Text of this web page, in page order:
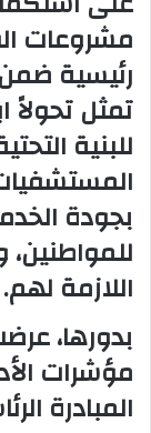
مشروعات
رئيسية ضمن
تمثل تحولاً
للبنية
بجودة
للمواطنين،
اللازمة لهم.
بدورها،
مؤشرات
المبادرة